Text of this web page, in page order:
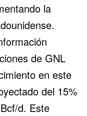
la
de GNL
en este
del 15%
d. Este